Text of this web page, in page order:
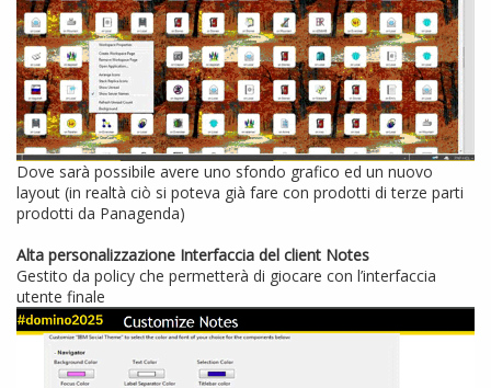
Dove sarà possibile avere uno sfondo grafico ed un nuovo
layout (in realtà ciò si poteva già fare con prodotti di terze parti
prodotti da Panagenda)
Alta personalizzazione Interfaccia del client Notes
Gestito da policy che permetterà di giocare con l’interfaccia
utente finale